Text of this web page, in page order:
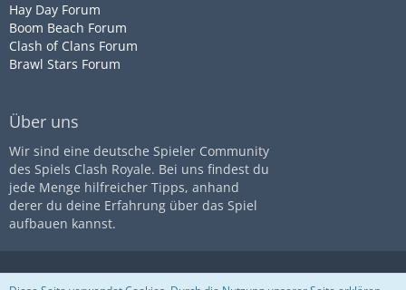
Hay Day Forum
Boom Beach Forum
Clash of Clans Forum
Brawl Stars Forum
Über uns
Wir sind eine deutsche Spieler Community
des Spiels Clash Royale. Bei uns findest du
jede Menge hilfreicher Tipps, anhand
derer du deine Erfahrung über das Spiel
aufbauen kannst.
Diese Seite ist nicht mit dem
Impressum
Datenschutz